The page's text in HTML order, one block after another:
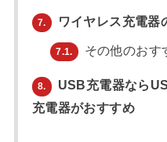
7. ワイヤレス充電器
7.1. その他のおす
8.
USB充電器なら
充電器がおすすめ